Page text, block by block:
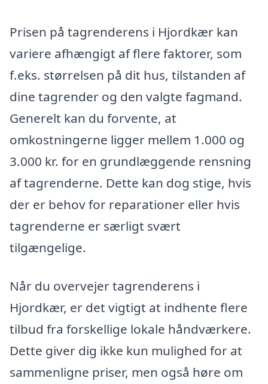
Prisen på tagrenderens i Hjordkær kan
variere afhængigt af flere faktorer, som
f.eks. størrelsen på dit hus, tilstanden af
dine tagrender og den valgte fagmand.
Generelt kan du forvente, at
omkostningerne ligger mellem 1.000 og
3.000 kr. for en grundlæggende rensning
af tagrenderne. Dette kan dog stige, hvis
der er behov for reparationer eller hvis
tagrenderne er særligt svært
tilgængelige.
Når du overvejer tagrenderens i
Hjordkær, er det vigtigt at indhente flere
tilbud fra forskellige lokale håndværkere.
Dette giver dig ikke kun mulighed for at
sammenligne priser, men også høre om